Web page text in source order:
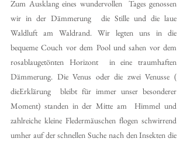
Zum Ausklang eines wundervollen  Tages genossen
wir in der Dämmerung  die Stille und die laue
Waldluft am Waldrand. Wir legten uns in die
bequeme Couch vor dem Pool und sahen vor dem
rosablaugetönten Horizont  in eine traumhaften
Dämmerung. Die Venus oder die zwei Venusse (
dieErklärung  bleibt für immer unser besonderer
Moment) standen in der Mitte am  Himmel und
zahlreiche kleine Fledermäuschen flogen schwirrend
umher auf der schnellen Suche nach den Insekten die